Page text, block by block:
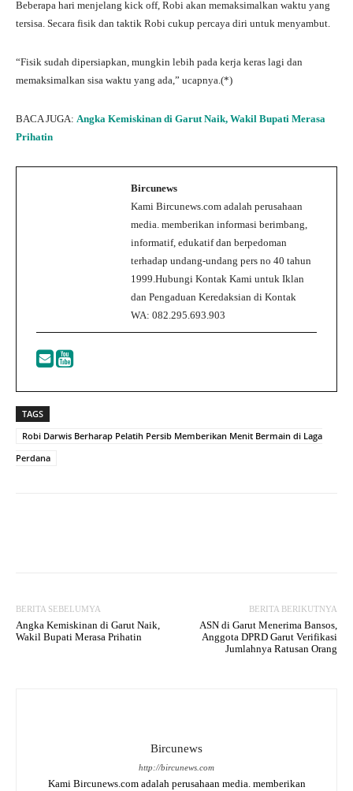
Beberapa hari menjelang kick off, Robi akan memaksimalkan waktu yang
tersisa. Secara fisik dan taktik Robi cukup percaya diri untuk menyambut.
“Fisik sudah dipersiapkan, mungkin lebih pada kerja keras lagi dan
memaksimalkan sisa waktu yang ada,” ucapnya.(*)
BACA JUGA: Angka Kemiskinan di Garut Naik, Wakil Bupati Merasa
Prihatin
Bircunews
Kami Bircunews.com adalah perusahaan
media. memberikan informasi berimbang,
informatif, edukatif dan berpedoman
terhadap undang-undang pers no 40 tahun
1999.Hubungi Kontak Kami untuk Iklan
dan Pengaduan Keredaksian di Kontak
WA: 082.295.693.903
TAGS
Robi Darwis Berharap Pelatih Persib Memberikan Menit Bermain di Laga
Perdana
BERITA SEBELUMYA
Angka Kemiskinan di Garut Naik,
Wakil Bupati Merasa Prihatin
BERITA BERIKUTNYA
ASN di Garut Menerima Bansos,
Anggota DPRD Garut Verifikasi
Jumlahnya Ratusan Orang
Bircunews
http://bircunews.com
Kami Bircunews.com adalah perusahaan media. memberikan